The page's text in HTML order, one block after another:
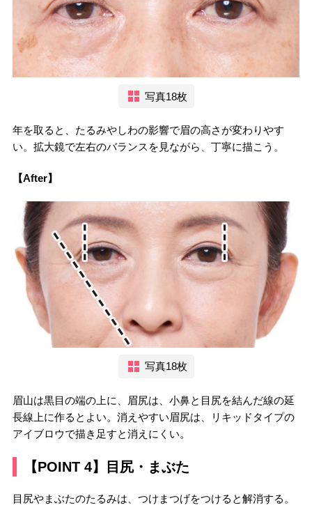
写真18枚
年を取ると、たるみやしわの影響で眉の高さが変わりやす
い。拡大鏡で左右のバランスを見ながら、丁寧に描こう。
【After】
写真18枚
眉山は黒目の端の上に、眉尻は、小鼻と目尻を結んだ線の延
長線上に作るとよい。消えやすい眉尻は、リキッドタイプの
アイブロウで描き足すと消えにくい。
【POINT 4】目尻・まぶた
目尻やまぶたのたるみは、つけまつげをつけると解消する。